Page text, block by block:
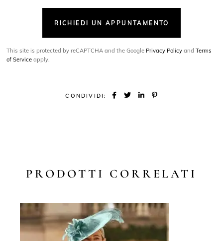
RICHIEDI UN APPUNTAMENTO
This site is protected by reCAPTCHA and the Google Privacy Policy andTerms
of Service apply.
CONDIVIDI:
PRODOTTI CORRELATI